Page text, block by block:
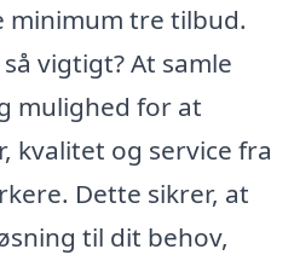
minimum tre tilbud.
vigtigt? At samle
mulighed for at
kvalitet og service fra
Dette sikrer, at
til dit behov,